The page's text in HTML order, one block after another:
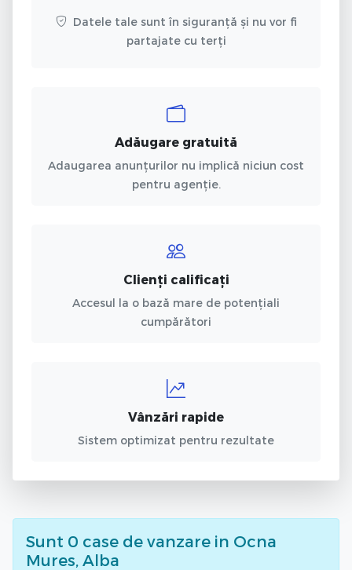
Datele tale sunt în siguranță și nu vor fi
partajate cu terți
Adăugare gratuită
Adaugarea anunțurilor nu implică niciun cost
pentru agenție.
Clienți calificați
Accesul la o bază mare de potențiali
cumpărători
Vânzări rapide
Sistem optimizat pentru rezultate
Sunt 0 case de vanzare in Ocna
Mures, Alba